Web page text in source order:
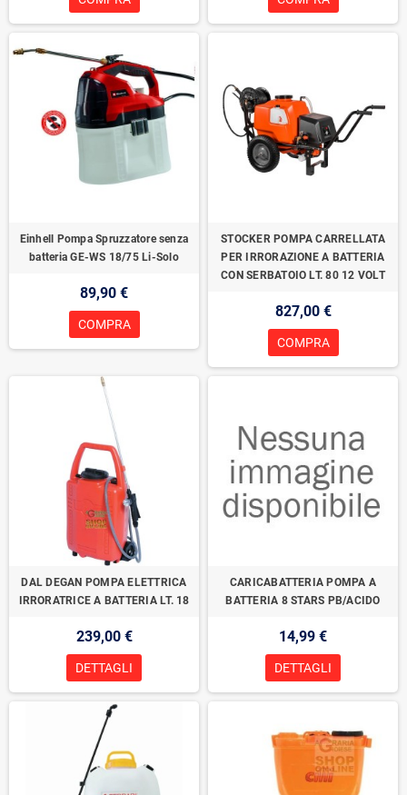
Einhell Pompa Spruzzatore senza
batteria GE-WS 18/75 Li-Solo
89,90 €
COMPRA
STOCKER POMPA CARRELLATA
PER IRRORAZIONE A BATTERIA
CON SERBATOIO LT. 80 12 VOLT
827,00 €
COMPRA
DAL DEGAN POMPA ELETTRICA
IRRORATRICE A BATTERIA LT. 18
239,00 €
DETTAGLI
CARICABATTERIA POMPA A
BATTERIA 8 STARS PB/ACIDO
14,99 €
DETTAGLI